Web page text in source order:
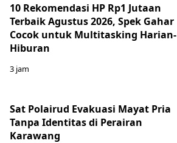
10 Rekomendasi HP Rp1 Jutaan
Terbaik Agustus 2026, Spek Gahar
Cocok untuk Multitasking Harian-
Hiburan
3 jam
Sat Polairud Evakuasi Mayat Pria
Tanpa Identitas di Perairan
Karawang